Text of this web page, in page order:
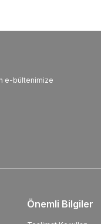
e-bültenimize
Önemli Bilgiler